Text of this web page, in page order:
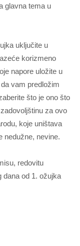
glavna tema u
uključite u
korizmeno
napore uložite u
vam predložim
što je ono što
za ovo
koje uništava
nedužne, nevine.
redovitu
dana od 1. ožujka